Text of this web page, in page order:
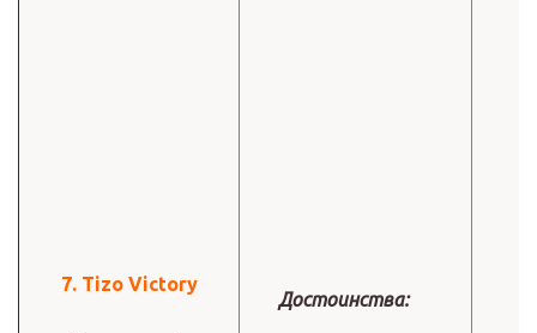
7. Tizo Victory
Достоинства: